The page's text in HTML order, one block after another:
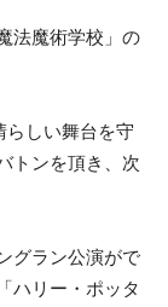
法魔術学校」の
しい舞台を守
トンを頂き、次
グラン公演がで
ハリー・ポッタ